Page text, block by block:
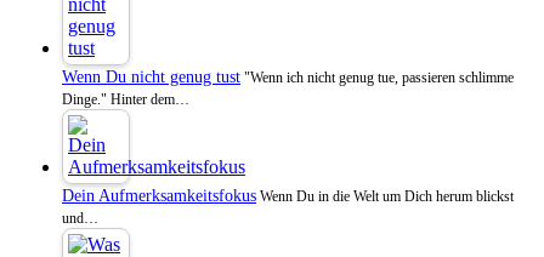
Wenn Du nicht genug tust "Wenn ich nicht genug tue, passieren schlimme
Dinge." Hinter dem…
Dein Aufmerksamkeitsfokus Wenn Du in die Welt um Dich herum blickst
und…